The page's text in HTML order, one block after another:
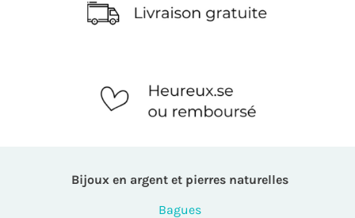
Bijoux en argent et pierres naturelles
Bagues